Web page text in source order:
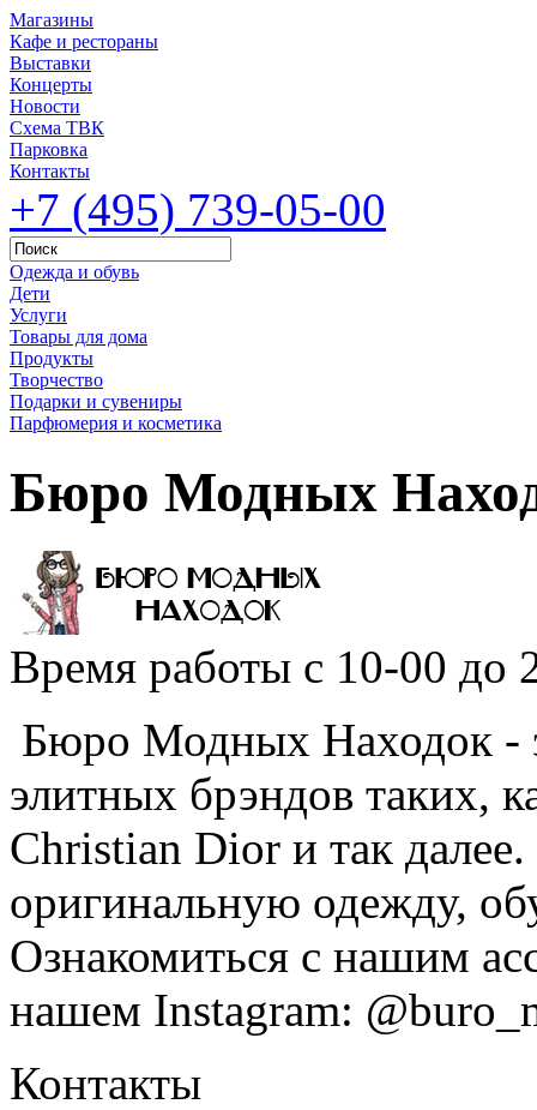
Магазины
Кафе и рестораны
Выставки
Концерты
Новости
Схема ТВК
Парковка
Контакты
+7 (495) 739-05-00
Одежда и обувь
Дети
Услуги
Товары для дома
Продукты
Творчество
Подарки и сувениры
Парфюмерия и косметика
Бюро Модных
Время работы с 10-00 до
Бюро Модных Находок -
элитных брэндов таких,
Christian Dior и так
оригинальную одежду,
Ознакомиться с нашим
нашем Instagram:
Контакты